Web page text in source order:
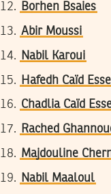
Borhen Bsaies
Abir Moussi
Nabil Karoui
Hafedh Caïd
Chadlia Caïd
Rached
Majdouline
Nabil Maaloul